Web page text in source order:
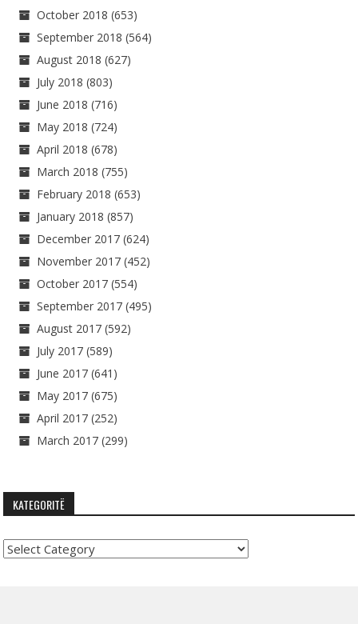
October 2018 (653)
September 2018 (564)
August 2018 (627)
July 2018 (803)
June 2018 (716)
May 2018 (724)
April 2018 (678)
March 2018 (755)
February 2018 (653)
January 2018 (857)
December 2017 (624)
November 2017 (452)
October 2017 (554)
September 2017 (495)
August 2017 (592)
July 2017 (589)
June 2017 (641)
May 2017 (675)
April 2017 (252)
March 2017 (299)
KATEGORITË
Kategoritë